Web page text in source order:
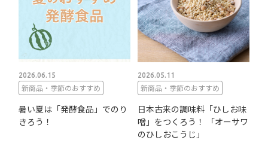
2026.06.15
新商品・季節のおすすめ
暑い夏は「発酵食品」でのり
きろう！
2026.05.11
新商品・季節のおすすめ
日本古来の調味料「ひしお味
噌」をつくろう！ 「オーサワ
のひしおこうじ」